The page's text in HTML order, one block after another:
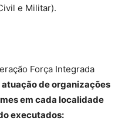
e Militar).
Força Integrada
de organizações
em cada localidade
executados: